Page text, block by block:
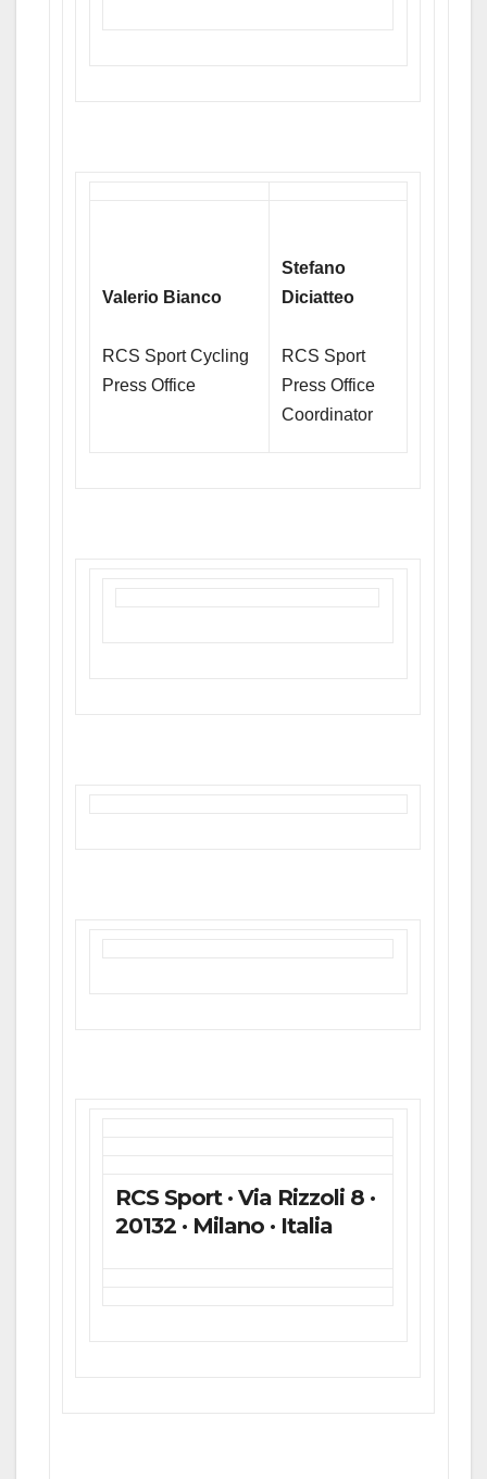
Valerio Bianco
RCS Sport Cycling
Press Office
Stefano
Diciatteo
RCS Sport
Press Office
Coordinator
RCS Sport · Via Rizzoli 8 ·
20132 · Milano · Italia